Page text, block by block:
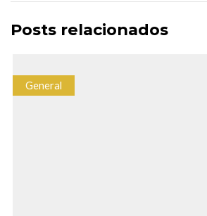
Posts relacionados
General